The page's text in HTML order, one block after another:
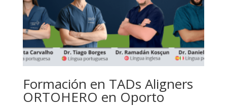
Formación en TADs Aligners
ORTOHERO en Oporto